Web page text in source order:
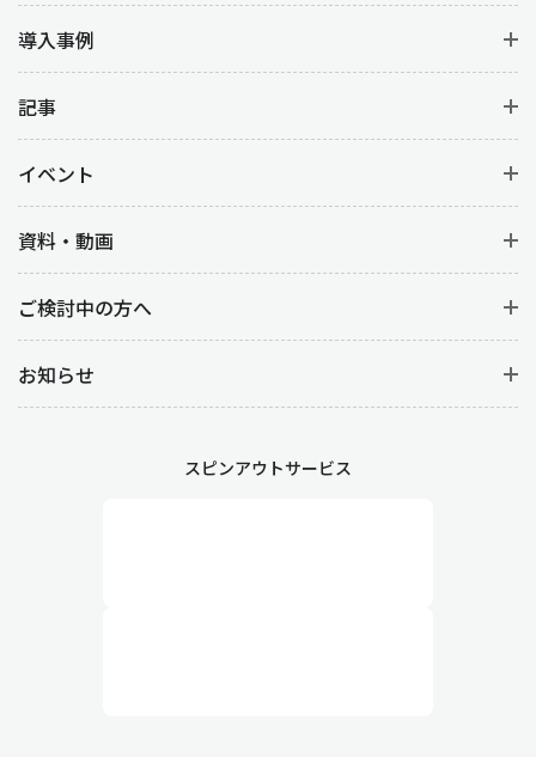
導入事例
記事
イベント
資料・動画
ご検討中の方へ
お知らせ
スピンアウトサービス